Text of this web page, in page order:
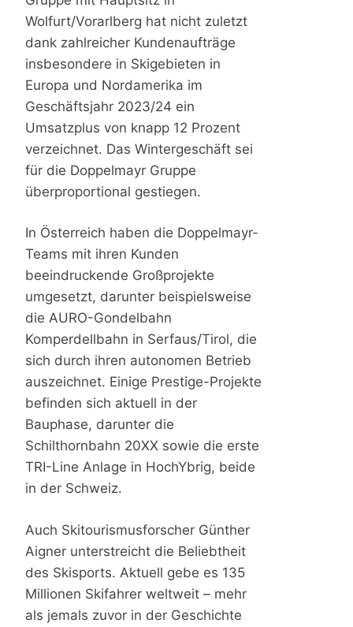
Wolfurt/Vorarlberg hat nicht zuletzt
dank zahlreicher Kundenaufträge
insbesondere in Skigebieten in
Europa und Nordamerika im
Geschäftsjahr 2023/24 ein
Umsatzplus von knapp 12 Prozent
verzeichnet. Das Wintergeschäft sei
für die Doppelmayr Gruppe
überproportional gestiegen.
In Österreich haben die Doppelmayr-
Teams mit ihren Kunden
beeindruckende Großprojekte
umgesetzt, darunter beispielsweise
die AURO-Gondelbahn
Komperdellbahn in Serfaus/Tirol, die
sich durch ihren autonomen Betrieb
auszeichnet. Einige Prestige-Projekte
befinden sich aktuell in der
Bauphase, darunter die
Schilthornbahn 20XX sowie die erste
TRI-Line Anlage in HochYbrig, beide
in der Schweiz.
Auch Skitourismusforscher Günther
Aigner unterstreicht die Beliebtheit
des Skisports. Aktuell gebe es 135
Millionen Skifahrer weltweit – mehr
als jemals zuvor in der Geschichte